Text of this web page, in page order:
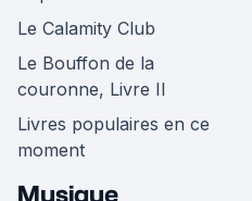
Le Calamity Club
Le Bouffon de la
couronne, Livre II
Livres populaires en ce
moment
Musique